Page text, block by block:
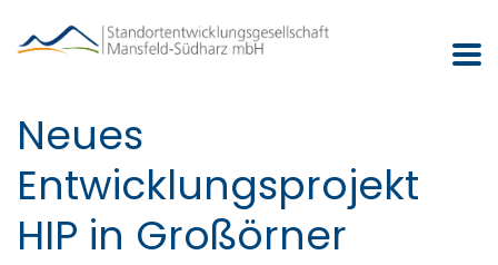
Neues
Entwicklungsprojekt
HIP in Großörner